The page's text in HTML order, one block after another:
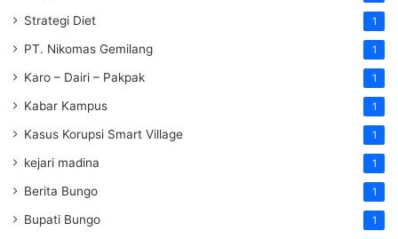
Strategi Diet 1
PT. Nikomas Gemilang 1
Karo – Dairi – Pakpak 1
Kabar Kampus 1
Kasus Korupsi Smart Village 1
kejari madina 1
Berita Bungo 1
Bupati Bungo 1